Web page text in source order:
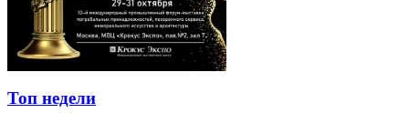
Топ недели